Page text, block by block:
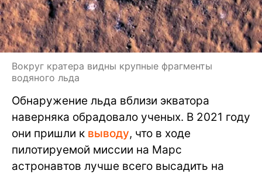
Вокруг кратера видны крупные фрагменты
водяного льда
Обнаружение льда вблизи экватора
наверняка обрадовало ученых. В 2021 году
они пришли к выводу, что в ходе
пилотируемой миссии на Марс
астронавтов лучше всего высадить на